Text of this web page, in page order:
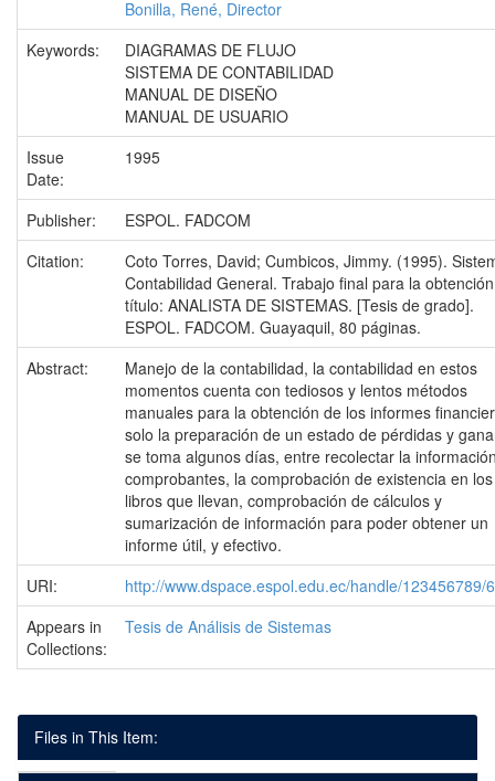
Bonilla, René, Director
Keywords:
DIAGRAMAS DE FLUJO
SISTEMA DE CONTABILIDAD
MANUAL DE DISEÑO
MANUAL DE USUARIO
Issue
Date:
1995
Publisher:
ESPOL. FADCOM
Citation:
Coto Torres, David; Cumbicos, Jimmy. (1995).
Contabilidad General. Trabajo final para la
título: ANALISTA DE SISTEMAS. [Tesis de grado].
ESPOL. FADCOM. Guayaquil, 80 páginas.
Abstract:
Manejo de la contabilidad, la contabilidad en estos
momentos cuenta con tediosos y lentos métodos
manuales para la obtención de los informes
solo la preparación de un estado de pérdidas y
se toma algunos días, entre recolectar la
comprobantes, la comprobación de existencia en los
libros que llevan, comprobación de cálculos y
sumarización de información para poder obtener un
informe útil, y efectivo.
URI:
http://www.dspace.espol.edu.ec/handle/123456789/
Appears in
Collections:
Tesis de Análisis de Sistemas
Files in This Item: